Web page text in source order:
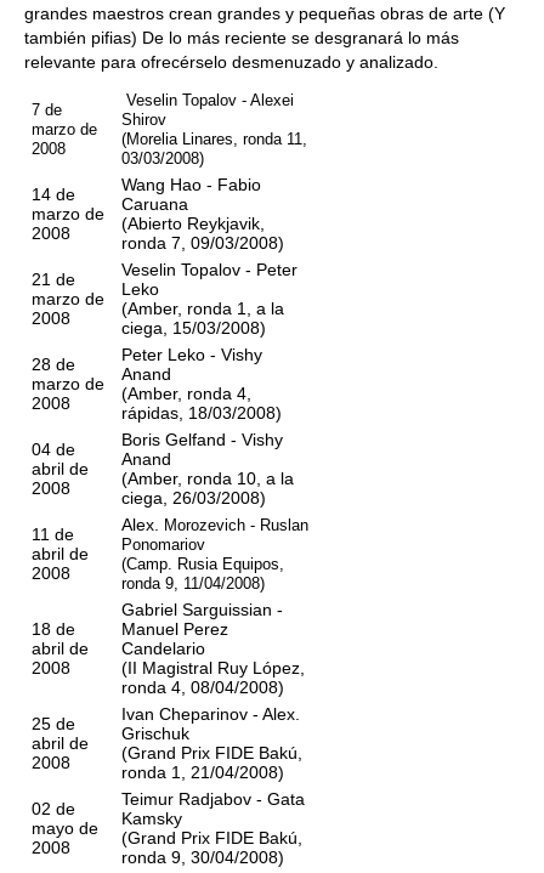
grandes maestros crean grandes y pequeñas obras de arte (Y
también pifias) De lo más reciente se desgranará lo más
relevante para ofrecérselo desmenuzado y analizado.
7 de
marzo de
2008
Veselin Topalov - Alexei
Shirov
(Morelia Linares, ronda 11,
03/03/2008)
14 de
marzo de
2008
Wang Hao - Fabio
Caruana
(Abierto Reykjavik,
ronda 7, 09/03/2008)
21 de
marzo de
2008
Veselin Topalov - Peter
Leko
(Amber, ronda 1, a la
ciega, 15/03/2008)
28 de
marzo de
2008
Peter Leko - Vishy
Anand
(Amber, ronda 4,
rápidas, 18/03/2008)
04 de
abril de
2008
Boris Gelfand - Vishy
Anand
(Amber, ronda 10, a la
ciega, 26/03/2008)
11 de
abril de
2008
Alex.
Morozevich - Ruslan
Ponomariov
(Camp. Rusia Equipos,
ronda 9, 11/04/2008)
18 de
abril de
2008
Gabriel Sarguissian -
Manuel Perez
Candelario
(II Magistral Ruy López,
ronda 4, 08/04/2008)
25 de
abril de
2008
Ivan Cheparinov - Alex.
Grischuk
(Grand Prix FIDE Bakú,
ronda 1, 21/04/2008)
02 de
mayo de
2008
Teimur Radjabov - Gata
Kamsky
(Grand Prix FIDE Bakú,
ronda 9, 30/04/2008)